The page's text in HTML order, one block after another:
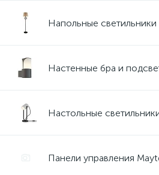
Напольные
Настенные бра и
Настольные
Панели управления